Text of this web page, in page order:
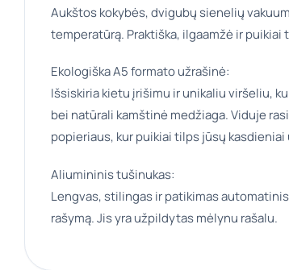
Aukštos kokybės, dvigubų sienelių
temperatūrą. Praktiška, ilgaamžė ir
Ekologiška A5 formato užrašinė:
Išsiskiria kietu įrišimu ir unikaliu viršeliu,
bei natūrali kamštinė medžiaga. Viduje
popieriaus, kur puikiai tilps jūsų kasdieniai
Aliumininis tušinukas:
Lengvas, stilingas ir patikimas
rašymą. Jis yra užpildytas mėlynu rašalu.